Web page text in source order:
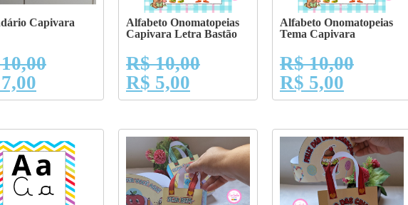
Capivara
7,00
Alfabeto Onomatopeias
Capivara Letra Bastão
R$10,00
R$ 5,00
Alfabeto Onomatopeias
Tema Capivara
R$10,00
R$ 5,00